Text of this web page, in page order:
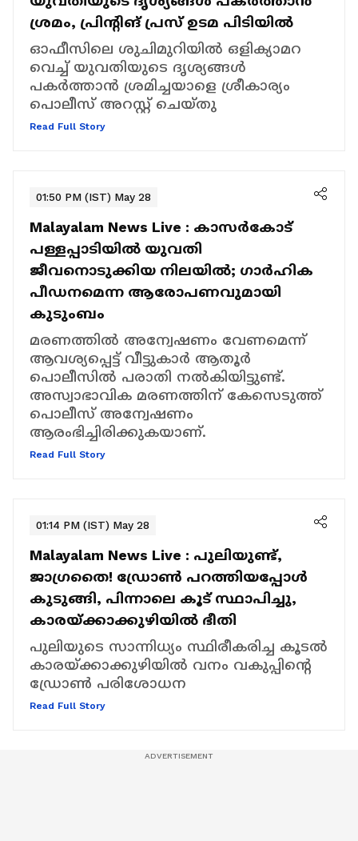
ശ്രമം, പ്രിന്‍റിങ് പ്രസ് ഉടമ പിടിയിൽ
ഓഫീസിലെ ശുചിമുറിയിൽ ഒളിക്യാമറ
വെച്ച് യുവതിയുടെ ദൃശ്യങ്ങൾ
പകർത്താൻ ശ്രമിച്ചയാളെ ശ്രീകാര്യം
പൊലീസ് അറസ്റ്റ് ചെയ്തു
Read Full Story
01:50 PM (IST) May 28
Malayalam News Live : കാസർകോട്
പള്ളപ്പാടിയിൽ യുവതി
ജീവനൊടുക്കിയ നിലയിൽ; ​ഗാർഹിക
പീഡനമെന്ന ആരോപണവുമായി
കുടുംബം
മരണത്തിൽ അന്വേഷണം വേണമെന്ന്
ആവശ്യപ്പെട്ട് വീട്ടുകാർ ആതൂർ
പൊലീസിൽ പരാതി നൽകിയിട്ടുണ്ട്.
അസ്വാഭാവിക മരണത്തിന് കേസെടുത്ത്
പൊലീസ് അന്വേഷണം
ആരംഭിച്ചിരിക്കുകയാണ്.
Read Full Story
01:14 PM (IST) May 28
Malayalam News Live : പുലിയുണ്ട്,
ജാഗ്രതൈ! ഡ്രോണ്‍ പറത്തിയപ്പോൾ
കുടുങ്ങി, പിന്നാലെ കൂട് സ്ഥാപിച്ചു,
കാരയ്ക്കാക്കുഴിയിൽ ഭീതി
പുലിയുടെ സാന്നിധ്യം സ്ഥിരീകരിച്ച കൂടൽ
കാരയ്ക്കാക്കുഴിയിൽ വനം വകുപ്പിന്‍റെ
ഡ്രോൺ പരിശോധന
Read Full Story